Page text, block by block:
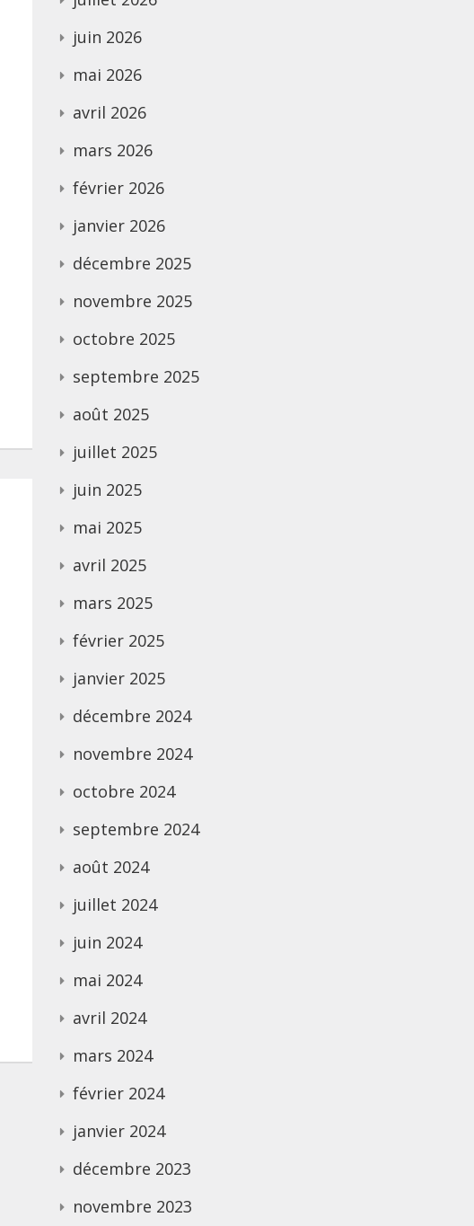
juin 2026
mai 2026
avril 2026
mars 2026
février 2026
janvier 2026
décembre 2025
novembre 2025
octobre 2025
septembre 2025
août 2025
juillet 2025
juin 2025
mai 2025
avril 2025
mars 2025
février 2025
janvier 2025
décembre 2024
novembre 2024
octobre 2024
septembre 2024
août 2024
juillet 2024
juin 2024
mai 2024
avril 2024
mars 2024
février 2024
janvier 2024
décembre 2023
novembre 2023